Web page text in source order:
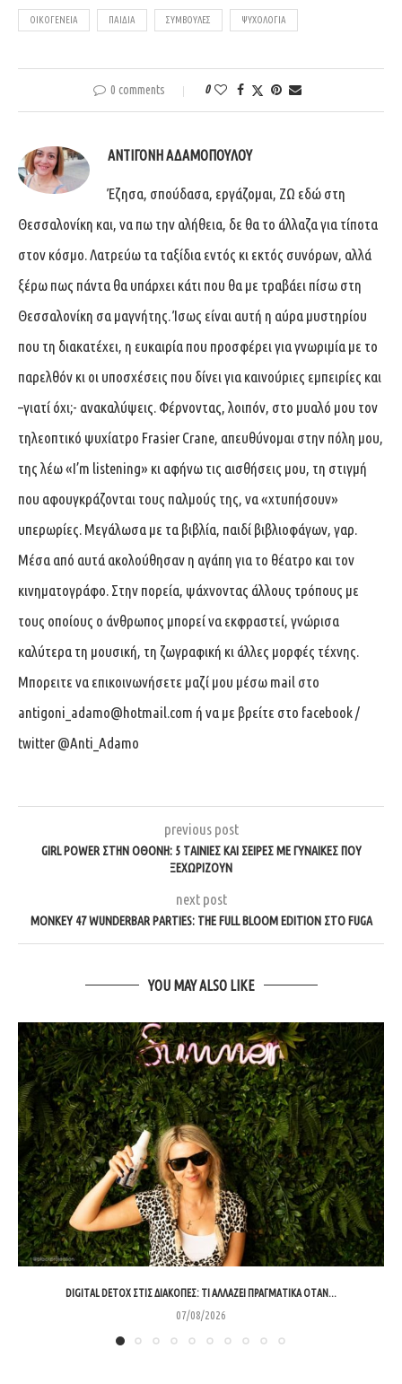
ΟΙΚΟΓΈΝΕΙΑ ΠΑΙΔΙΆ ΣΥΜΒΟΥΛΈΣ ΨΥΧΟΛΟΓΊΑ
0 comments 0
ΑΝΤΙΓΌΝΗ ΑΔΑΜΟΠΟΎΛΟΥ
Έζησα, σπούδασα, εργάζομαι, ΖΩ εδώ στη
Θεσσαλονίκη και, να πω την αλήθεια, δε θα το άλλαζα για τίποτα
στον κόσμο. Λατρεύω τα ταξίδια εντός κι εκτός συνόρων, αλλά
ξέρω πως πάντα θα υπάρχει κάτι που θα με τραβάει πίσω στη
Θεσσαλονίκη σα μαγνήτης. Ίσως είναι αυτή η αύρα μυστηρίου
που τη διακατέχει, η ευκαιρία που προσφέρει για γνωριμία με το
παρελθόν κι οι υποσχέσεις που δίνει για καινούριες εμπειρίες και
–γιατί όχι;- ανακαλύψεις. Φέρνοντας, λοιπόν, στο μυαλό μου τον
τηλεοπτικό ψυχίατρο Frasier Crane, απευθύνομαι στην πόλη μου,
της λέω «I’m listening» κι αφήνω τις αισθήσεις μου, τη στιγμή
που αφουγκράζονται τους παλμούς της, να «χτυπήσουν»
υπερωρίες. Μεγάλωσα με τα βιβλία, παιδί βιβλιοφάγων, γαρ.
Μέσα από αυτά ακολούθησαν η αγάπη για το θέατρο και τον
κινηματογράφο. Στην πορεία, ψάχνοντας άλλους τρόπους με
τους οποίους ο άνθρωπος μπορεί να εκφραστεί, γνώρισα
καλύτερα τη μουσική, τη ζωγραφική κι άλλες μορφές τέχνης.
Μπορειτε να επικοινωνήσετε μαζί μου μέσω mail στο
antigoni_adamo@hotmail.com ή να με βρείτε στο facebook /
twitter @Anti_Adamo
previous post
GIRL POWER ΣΤΗΝ ΟΘΌΝΗ: 5 ΤΑΙΝΊΕΣ ΚΑΙ ΣΕΙΡΈΣ ΜΕ ΓΥΝΑΊΚΕΣ ΠΟΥ
ΞΕΧΩΡΊΖΟΥΝ
next post
MONKEY 47 WUNDERBAR PARTIES: THE FULL BLOOM EDITION ΣΤΟ FUGA
YOU MAY ALSO LIKE
DIGITAL DETOX ΣΤΙΣ ΔΙΑΚΟΠΈΣ: ΤΙ ΑΛΛΆΖΕΙ ΠΡΑΓΜΑΤΙΚΆ ΌΤΑΝ...
07/08/2026